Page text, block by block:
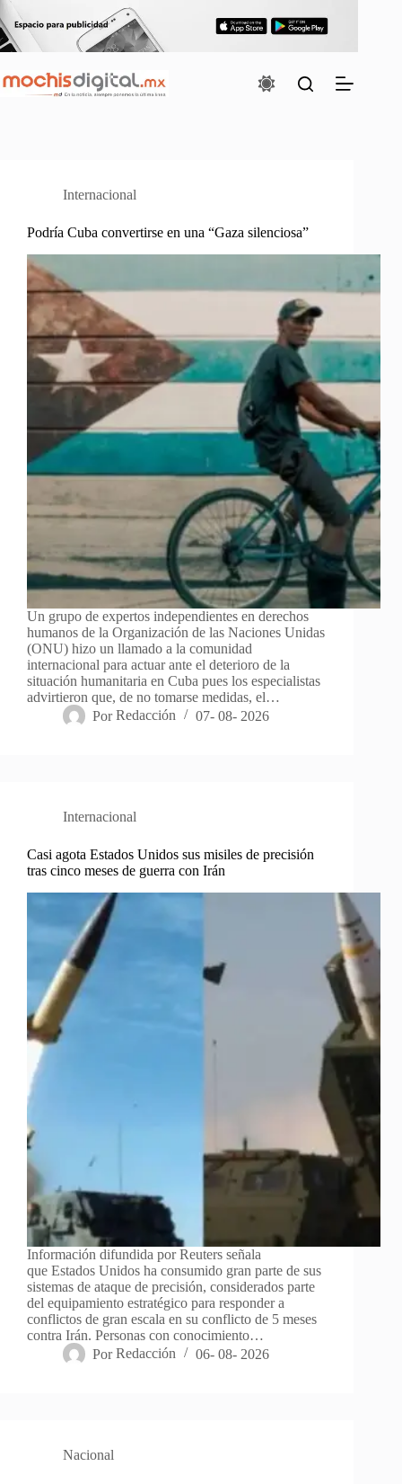
Saltar
al
contenido
Internacional
Podría Cuba convertirse en una “Gaza silenciosa”
Un grupo de expertos independientes en derechos
humanos de la Organización de las Naciones Unidas
(ONU) hizo un llamado a la comunidad
internacional para actuar ante el deterioro de la
situación humanitaria en Cuba pues los especialistas
advirtieron que, de no tomarse medidas, el…
Por Redacción 07- 08- 2026
Internacional
Casi agota Estados Unidos sus misiles de precisión
tras cinco meses de guerra con Irán
Información difundida por Reuters señala
que Estados Unidos ha consumido gran parte de sus
sistemas de ataque de precisión, considerados parte
del equipamiento estratégico para responder a
conflictos de gran escala en su conflicto de 5 meses
contra Irán. Personas con conocimiento…
Por Redacción 06- 08- 2026
Nacional